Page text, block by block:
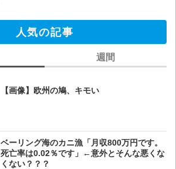
人気の記事
【画像】欧州の鳩、キモい
ベーリング海のカニ漁「月収800万円です。
死亡率は0.02％です」←意外とそんな悪くな
くない？？？
週間
【画像】欧州の鳩、キモい
【閲覧注意・画像】毛を剃
ぎるとワイ(35歳無職)の中